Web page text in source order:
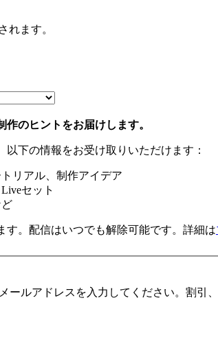
れます。
のヒントをお届けします。
下の情報をお受け取りいただけます：
リアル、制作アイデア
セット
す。配信はいつでも解除可能です。詳細は
ールアドレスを入力してください。割引